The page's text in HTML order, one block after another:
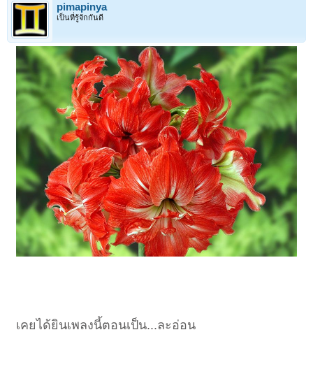
pimapinya
เป็นที่รู้จักกันดี
เคยได้ยินเพลงนี้ตอนเป็น...ละอ่อน